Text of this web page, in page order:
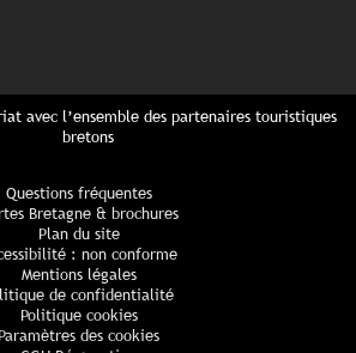
avec l’ensemble des partenaires touristiques
bretons
Questions fréquentes
Bretagne & brochures
Plan du site
: non conforme
Mentions légales
de confidentialité
Politique cookies
Paramètres des cookies